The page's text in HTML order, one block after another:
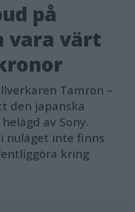
på
vara värt
Tamron –
den japanska
av Sony.
nuläget inte finns
kring